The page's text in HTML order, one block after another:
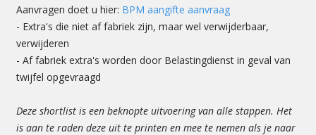
Aanvragen doet u hier: BPM aangifte aanvraag
- Extra's die niet af fabriek zijn, maar wel verwijderbaar,
verwijderen
- Af fabriek extra's worden door Belastingdienst in geval van
twijfel opgevraagd
Deze shortlist is een beknopte uitvoering van alle stappen. Het
is aan te raden deze uit te printen en mee te nemen als je naar